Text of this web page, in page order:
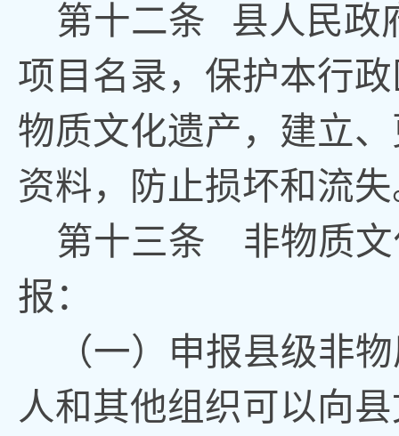
第十二条
县人民政
项目名录 ， 保护本行
物质文化遗产，建立
资料，防止损坏和流失
第十三条 非物质文
报：
（一）申报县级非
人和其他组织可以向县